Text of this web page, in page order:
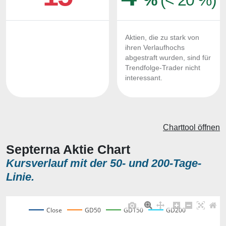
Aktien, die zu stark von
ihren Verlaufhochs
abgestraft wurden, sind für
Trendfolge-Trader nicht
interessant.
Septerna Aktie Chart
Kursverlauf mit der 50- und 200-Tage-
Linie.
Charttool öffnen
Close GD50 GD150 GD200